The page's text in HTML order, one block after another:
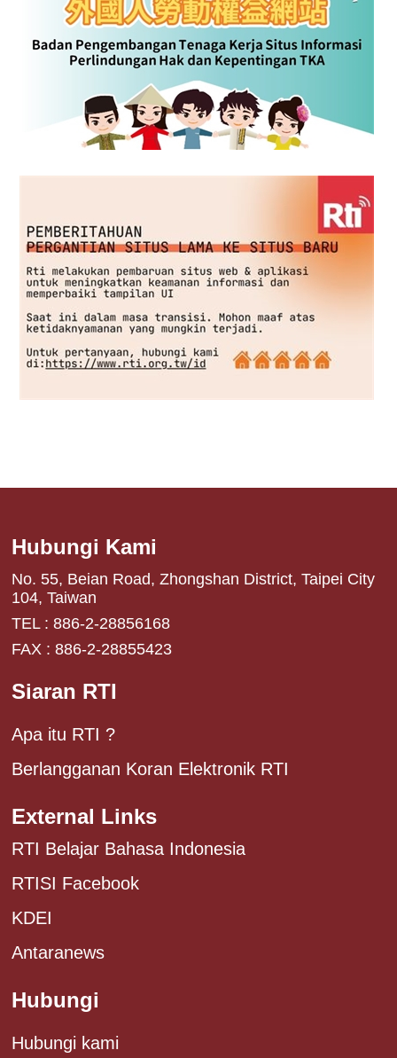
Hubungi Kami
No. 55, Beian Road, Zhongshan District, Taipei City
104, Taiwan
TEL : 886-2-28856168
FAX : 886-2-28855423
Siaran RTI
Apa itu RTI ?
Berlangganan Koran Elektronik RTI
External Links
RTI Belajar Bahasa Indonesia
RTISI Facebook
KDEI
Antaranews
Hubungi
Hubungi kami